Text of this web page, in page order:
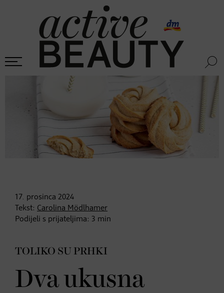
17. prosinca 2024
Tekst: Carolina Mödlhamer
Podijeli s prijateljima: 3 min
TOLIKO SU PRHKI
Dva ukusna